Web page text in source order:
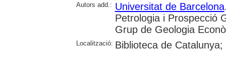
Autors add.: Universitat de Barcelona
Petrologia i Prospecció
Grup de Geologia
Localització: Biblioteca de